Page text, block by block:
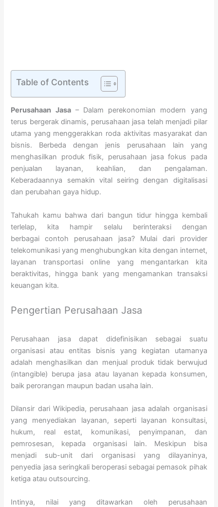
Table of Contents
Perusahaan Jasa– Dalam perekonomian modern yang
terus bergerak dinamis, perusahaan jasa telah menjadi pilar
utama yang menggerakkan roda aktivitas masyarakat dan
bisnis. Berbeda dengan jenis perusahaan lain yang
menghasilkan produk fisik, perusahaan jasa fokus pada
penjualan layanan, keahlian, dan pengalaman.
Keberadaannya semakin vital seiring dengan digitalisasi
dan perubahan gaya hidup.
Tahukah kamu bahwa dari bangun tidur hingga kembali
terlelap, kita hampir selalu berinteraksi dengan
berbagai contoh perusahaan jasa? Mulai dari provider
telekomunikasi yang menghubungkan kita dengan internet,
layanan transportasi online yang mengantarkan kita
beraktivitas, hingga bank yang mengamankan transaksi
keuangan kita.
Pengertian Perusahaan Jasa
Perusahaan jasa dapat didefinisikan sebagai suatu
organisasi atau entitas bisnis yang kegiatan utamanya
adalah menghasilkan dan menjual produk tidak berwujud
(intangible) berupa jasa atau layanan kepada konsumen,
baik perorangan maupun badan usaha lain.
Dilansir dari Wikipedia, perusahaan jasa adalah organisasi
yang menyediakan layanan, seperti layanan konsultasi,
hukum, real estat, komunikasi, penyimpanan, dan
pemrosesan, kepada organisasi lain. Meskipun bisa
menjadi sub-unit dari organisasi yang dilayaninya,
penyedia jasa seringkali beroperasi sebagai pemasok pihak
ketiga atau outsourcing.
Intinya, nilai yang ditawarkan oleh perusahaan